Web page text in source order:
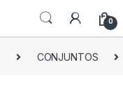
0
CONJUNTOS